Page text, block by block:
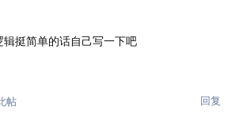
挺简单的话自己写一下吧
回复
帖